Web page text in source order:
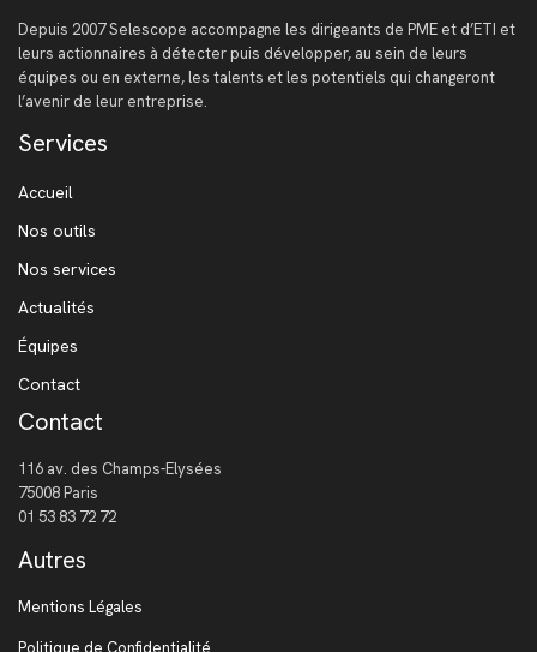
Depuis 2007 Selescope accompagne les dirigeants de PME et d’ETI et
leurs actionnaires à détecter puis développer, au sein de leurs
équipes ou en externe, les talents et les potentiels qui changeront
l’avenir de leur entreprise.
Services
Accueil
Nos outils
Nos services
Actualités
Équipes
Contact
Contact
116 av. des Champs-Elysées
75008 Paris
01 53 83 72 72
Autres
Mentions Légales
Politique de Confidentialité